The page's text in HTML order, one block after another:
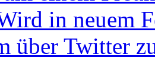
in neuem
über Twitter